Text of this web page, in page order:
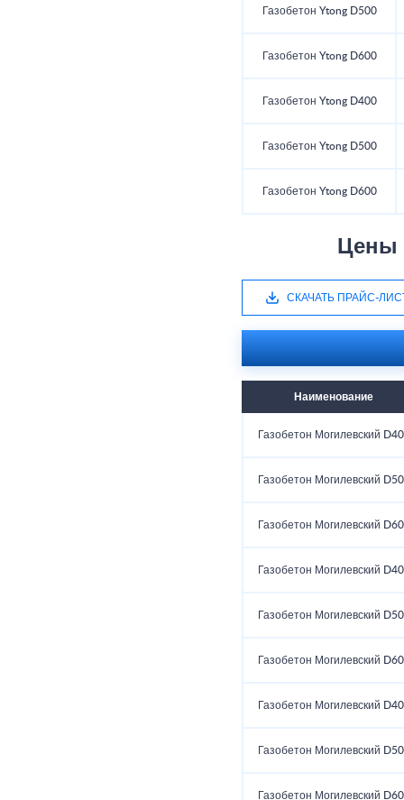
Газобетон Ytong D500
Газобетон Ytong D600
Газобетон Ytong D400
Газобетон Ytong D500
Газобетон Ytong D600
Цены
СКАЧАТЬ ПРАЙС-
Наименование
Газобетон Могилевский
Газобетон Могилевский
Газобетон Могилевский
Газобетон Могилевский
Газобетон Могилевский
Газобетон Могилевский
Газобетон Могилевский
Газобетон Могилевский
Газобетон Могилевский